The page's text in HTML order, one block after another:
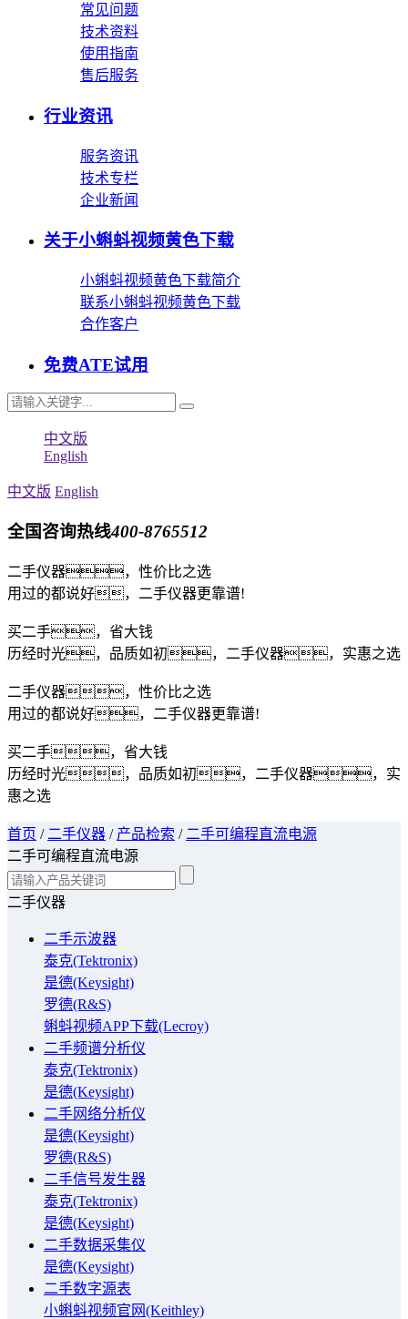
常见问题
技术资料
使用指南
售后服务
行业资讯
服务资讯
技术专栏
企业新闻
关于小蝌蚪视频黄色下载
小蝌蚪视频黄色下载简介
联系小蝌蚪视频黄色下载
合作客户
免费ATE试用
中文版
English
中文版 English
全国咨询热线400-8765512
二手仪器，性价比之选
用过的都说好，二手仪器更靠谱!
买二手，省大钱
历经时光，品质如初，二手仪器，实惠之选
二手仪器，性价比之选
用过的都说好，二手仪器更靠谱!
买二手，省大钱
历经时光，品质如初，二手仪器，实
惠之选
首页 / 二手仪器 / 产品检索 / 二手可编程直流电源
二手可编程直流电源
二手仪器
二手示波器
泰克(Tektronix)
是德(Keysight)
罗德(R&S)
蝌蚪视频APP下载(Lecroy)
二手频谱分析仪
泰克(Tektronix)
是德(Keysight)
二手网络分析仪
是德(Keysight)
罗德(R&S)
二手信号发生器
泰克(Tektronix)
是德(Keysight)
二手数据采集仪
是德(Keysight)
二手数字源表
小蝌蚪视频官网(Keithley)